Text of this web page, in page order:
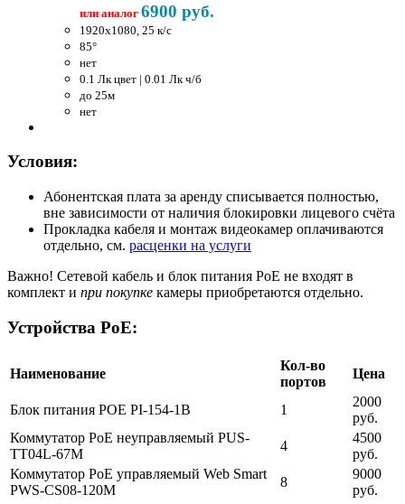
или аналог 6900 руб.
1920x1080, 25 к/c
85°
нет
0.1 Лк цвет | 0.01 Лк ч/б
до 25м
нет
Условия:
Абонентская плата за аренду списывается полностью,
вне зависимости от наличия блокировки лицевого счёта
Прокладка кабеля и монтаж видеокамер оплачиваются
отдельно, см. расценки на услуги
Важно! Сетевой кабель и блок питания PoE не входят в
комплект и при покупке камеры приобретаются отдельно.
Устройства PoE:
Наименование
Кол-во
портов
Цена
Блок питания POE PI-154-1B 1
2000
руб.
Коммутатор PoE неуправляемый PUS-
TT04L-67M
4
4500
руб.
Коммутатор PoE управляемый Web Smart
PWS-CS08-120M
8
9000
руб.